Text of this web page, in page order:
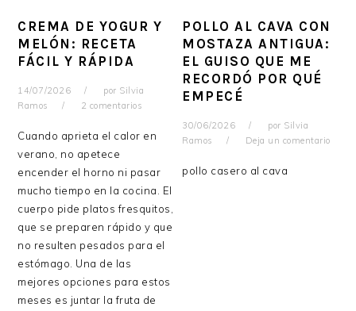
CREMA DE YOGUR Y
MELÓN: RECETA
FÁCIL Y RÁPIDA
14/07/2026 por Silvia
Ramos
2 comentarios
Cuando aprieta el calor en
verano, no apetece
encender el horno ni pasar
mucho tiempo en la cocina. El
cuerpo pide platos fresquitos,
que se preparen rápido y que
no resulten pesados para el
estómago. Una de las
mejores opciones para estos
meses es juntar la fruta de
POLLO AL CAVA CON
MOSTAZA ANTIGUA:
EL GUISO QUE ME
RECORDÓ POR QUÉ
EMPECÉ
30/06/2026 por Silvia
Ramos
Deja un comentario
pollo casero al cava